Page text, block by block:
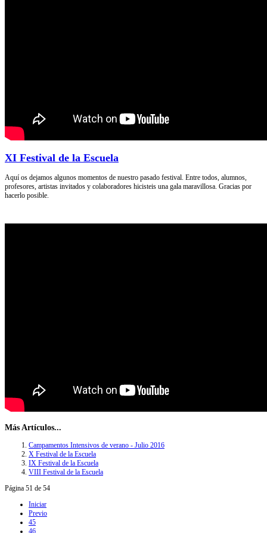
XI Festival de la Escuela
Aquí os dejamos algunos momentos de nuestro pasado festival. Entre todos, alumnos,
profesores, artistas invitados y colaboradores hicisteis una gala maravillosa. Gracias por
hacerlo posible.
Más Artículos...
Campamentos Intensivos de verano - Julio 2016
X Festival de la Escuela
IX Festival de la Escuela
VIII Festival de la Escuela
Página 51 de 54
Iniciar
Previo
45
46